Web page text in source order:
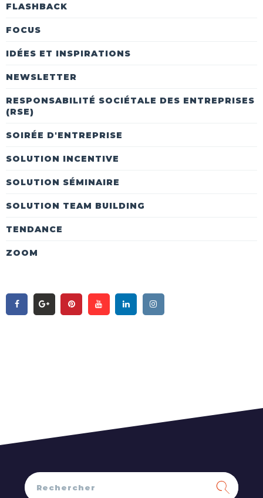
FLASHBACK
FOCUS
IDÉES ET INSPIRATIONS
NEWSLETTER
RESPONSABILITÉ SOCIÉTALE DES ENTREPRISES
(RSE)
SOIRÉE D'ENTREPRISE
SOLUTION INCENTIVE
SOLUTION SÉMINAIRE
SOLUTION TEAM BUILDING
TENDANCE
ZOOM